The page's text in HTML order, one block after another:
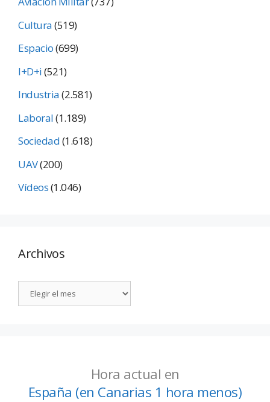
Cultura(519)
Espacio(699)
I+D+i(521)
Industria(2.581)
Laboral(1.189)
Sociedad(1.618)
UAV(200)
Vídeos(1.046)
Archivos
Hora actual en
España (en Canarias 1 hora menos)